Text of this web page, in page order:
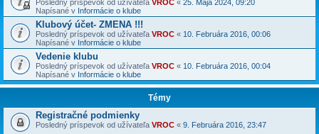
Posledný príspevok od užívateľa VROC « 25. Mája 2024, 09:20
Napísané v Informácie o klube
Klubový účet- ZMENA !!!
Posledný príspevok od užívateľa VROC « 10. Februára 2016, 00:06
Napísané v Informácie o klube
Vedenie klubu
Posledný príspevok od užívateľa VROC « 10. Februára 2016, 00:04
Napísané v Informácie o klube
Témy
Registračné podmienky
Posledný príspevok od užívateľa VROC « 9. Februára 2016, 23:47